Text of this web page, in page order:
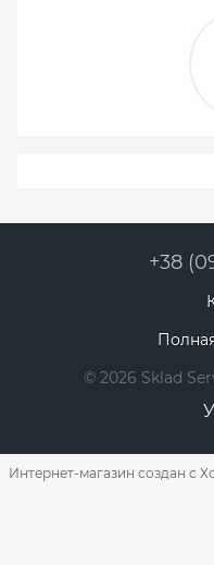
+38
© 2026 Sklad
Интернет-магазин создан с